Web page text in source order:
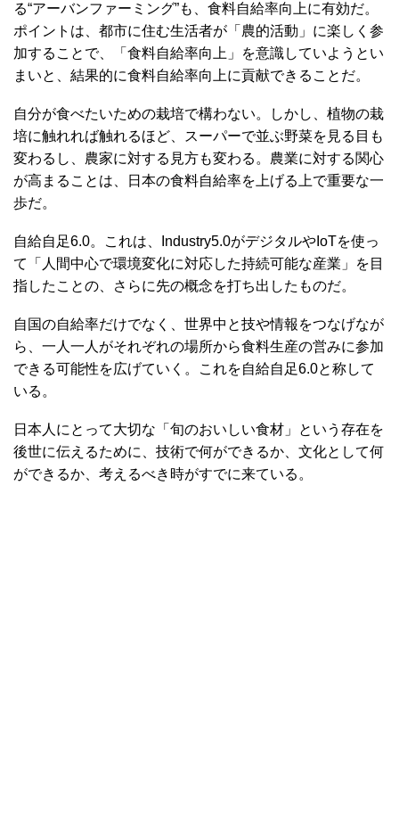
る“アーバンファーミング”も、食料自給率向上に有効だ。
ポイントは、都市に住む生活者が「農的活動」に楽しく参
加することで、「食料自給率向上」を意識していようとい
まいと、結果的に食料自給率向上に貢献できることだ。
自分が食べたいための栽培で構わない。しかし、植物の栽
培に触れれば触れるほど、スーパーで並ぶ野菜を見る目も
変わるし、農家に対する見方も変わる。農業に対する関心
が高まることは、日本の食料自給率を上げる上で重要な一
歩だ。
自給自足6.0。これは、Industry5.0がデジタルやIoTを使っ
て「人間中心で環境変化に対応した持続可能な産業」を目
指したことの、さらに先の概念を打ち出したものだ。
自国の自給率だけでなく、世界中と技や情報をつなげなが
ら、一人一人がそれぞれの場所から食料生産の営みに参加
できる可能性を広げていく。これを自給自足6.0と称して
いる。
日本人にとって大切な「旬のおいしい食材」という存在を
後世に伝えるために、技術で何ができるか、文化として何
ができるか、考えるべき時がすでに来ている。